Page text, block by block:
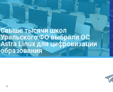
Свыше тысячи школ
Уральского ФО выбрали ОС
Astra Linux для цифровизации
образования
°